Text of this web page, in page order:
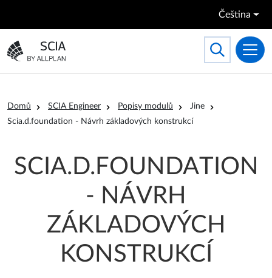
Čeština
Přejít na domovskou stránku
Toggle
Search
Drobečková navigace
Domů SCIA Engineer Popisy modulů
Jine
Scia.d.foundation - Návrh základových konstrukcí
SCIA.D.FOUNDATION
- NÁVRH
ZÁKLADOVÝCH
KONSTRUKCÍ